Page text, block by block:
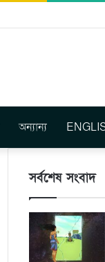
অন্যান্য
সর্বশেষ সংবাদ